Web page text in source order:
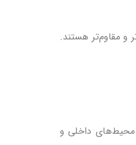
مقاوم‌تر هستند.
داخلی و